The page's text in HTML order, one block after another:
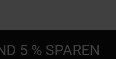
5 % SPAREN